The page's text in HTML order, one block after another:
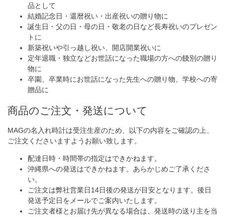
品として
結婚記念日・還暦祝い・出産祝いの贈り物に
誕生日・父の日・母の日・敬老の日など長寿祝いのプレゼン
トに
新築祝いや引っ越し祝い、開店開業祝いに
定年退職・独立などお世話になった職場の方への餞別の贈り
物に
卒園、卒業時にお世話になった先生への贈り物、学校への寄
贈品に
商品のご注文・発送について
MAGの名入れ時計は受注生産のため、以下の内容をご確認の上、
ご注文くださいますようお願い致します。
配達日時・時間帯の指定はできかねます。
沖縄県への発送はできかねます。あらかじめご了承くださ
い。
ご注文は弊社営業日14日後の発送が目安となります。後日
発送予定日をメールでご案内いたします。
ご注文者様とお届け先が異なる場合は、発送時の送り主を当